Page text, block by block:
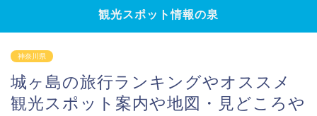
観光スポット情報の泉
神奈川県
城ヶ島の旅行ランキングやオススメ
観光スポット案内や地図・見どころや